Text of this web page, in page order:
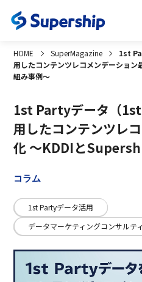
HOME SuperMagazine
1st
用したコンテンツレコメンデーショ
組み事例〜
1st Partyデータ（
用したコンテンツレ
化 〜KDDIと
コラム
1st Partyデータ活用
データマーケティングコンサルテ